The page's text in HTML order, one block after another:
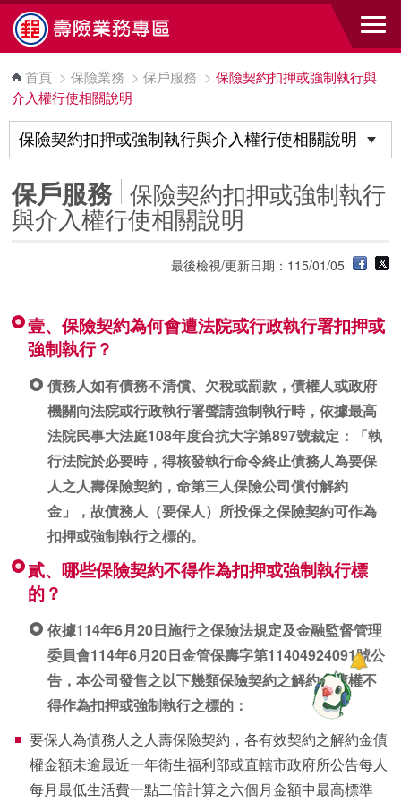
跳到主要內容區塊
首頁 >保險業務 >保戶服務 >保險契約扣押或強制執行與
介入權行使相關說明
保戶服務 保險契約扣押或強制執行
與介入權行使相關說明
最後檢視/更新日期：115/01/05
壹、保險契約為何會遭法院或行政執行署扣押或
強制執行？
債務人如有債務不清償、欠稅或罰款，債權人或政府
機關向法院或行政執行署聲請強制執行時，依據最高
法院民事大法庭108年度台抗大字第897號裁定：「執
行法院於必要時，得核發執行命令終止債務人為要保
人之人壽保險契約，命第三人保險公司償付解約
金」，故債務人（要保人）所投保之保險契約可作為
扣押或強制執行之標的。
貳、哪些保險契約不得作為扣押或強制執行標
的？
依據114年6月20日施行之保險法規定及金融監督管理
委員會114年6月20日金管保壽字第11404924091號公
告，本公司發售之以下幾類保險契約之解約金債權不
得作為扣押或強制執行之標的：
要保人為債務人之人壽保險契約，各有效契約之解約金債
權金額未逾最近一年衛生福利部或直轄市政府所公告每人
每月最低生活費一點二倍計算之六個月金額中最高標準